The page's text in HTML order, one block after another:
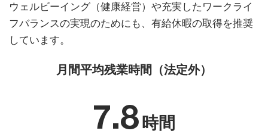
ウェルビーイング（健康経営）や充実したワークライ
フバランスの実現のためにも、有給休暇の取得を推奨
しています。
月間平均残業時間（法定外）
7.8 時間